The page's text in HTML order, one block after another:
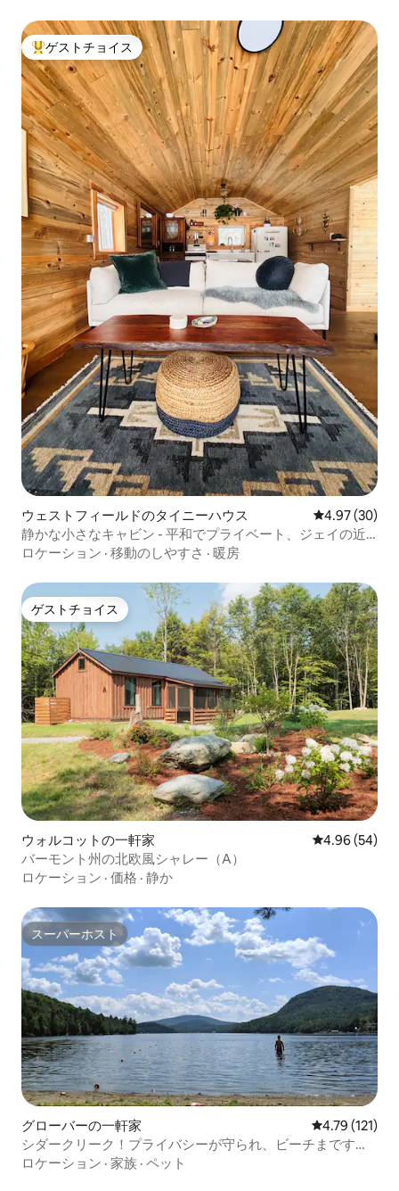
大好評のゲストチョイスです。
ゲストチョイス
ウェストフィールドのタイニーハウス レビュー30
4.97 (30)
静かな小さなキャビン - 平和でプライベート、ジェイの近
く
ロケーション · 移動のしやすさ · 暖房
ゲストチョイス
ゲストチョイス
ウォルコットの一軒家 レビュー54
4.96 (54)
バーモント州の北欧風シャレー（A）
ロケーション · 価格 · 静か
スーパーホスト
スーパーホスト
グローバーの一軒家 レビュー121
4.79 (121)
シダークリーク！プライバシーが守られ、ビーチまですぐ
歩いて行けます
ロケーション · 家族 · ペット